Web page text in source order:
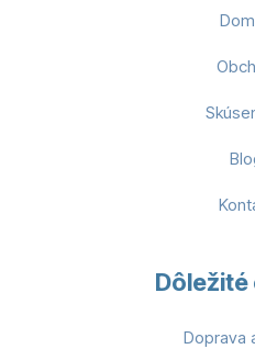
Doprava